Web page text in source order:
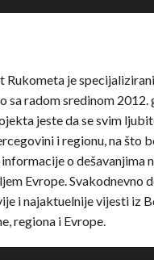
Rukometa je
sa radom sredinom 2012.
jeste da se svim
i regionu, na što
informacije o dešavanjima
Evrope. Svakodnevno
i najaktuelnije vijesti iz
regiona i Evrope.